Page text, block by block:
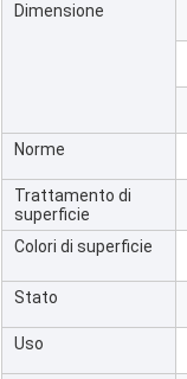
Dimensione
Norme
Trattamento di
superficie
Colori di superficie
Stato
Uso